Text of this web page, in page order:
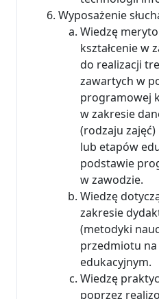
Wyposażenie
Wiedzę
kształcenie w
do realizacji
zawartych w
programowej
w zakresie
(rodzaju
lub etapów
podstawie
w zawodzie.
Wiedzę
zakresie
(metodyki
przedmiotu
edukacyjnym.
Wiedzę
poprzez